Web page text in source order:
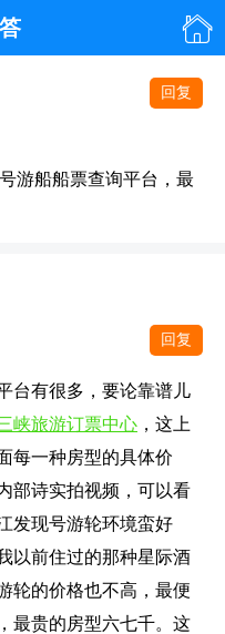

回复
游船船票查询平台，最
回复
台有很多，要论靠谱儿
峡旅游订票中心 ，这上
每一种房型的具体价
部诗实拍视频，可以看
发现号游轮环境蛮好
以前住过的那种星际酒
轮的价格也不高，最便
最贵的房型六七千。这